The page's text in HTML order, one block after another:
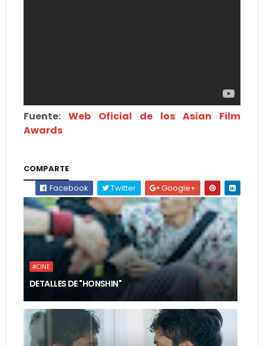
Fuente: Web Oficial de los Asian Film
Awards
COMPARTE
Facebook
Twitter Google+
#CINE
DETALLES DE "HONSHIN"